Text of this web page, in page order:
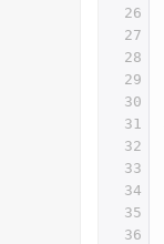
26
27
28
29
30
31
32
33
34
35
36